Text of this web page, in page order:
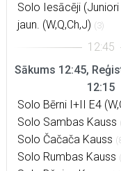
Solo Iesācēji
jaun. (W,Q,Ch,J) (3)
Sākums 12:45,
12:15
Solo Bērni I+II E4
Solo Sambas Kauss
Solo Čačača Kauss
Solo Rumbas Kauss